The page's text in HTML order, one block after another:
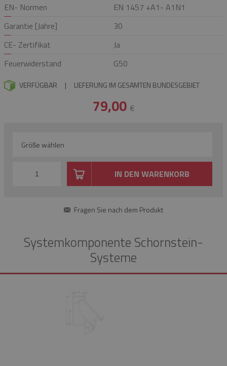
EN- Normen
EN 1457 +A1- A1N1
Garantie [Jahre]
30
CE- Zertifikat
Ja
Feuerwiderstand
G50
VERFÜGBAR | LIEFERUNG IM GESAMTEN BUNDESGEBIET
79,00 €
Größe wählen
IN DEN WARENKORB
Fragen Sie nach dem Produkt
Systemkomponente Schornstein-
Systeme